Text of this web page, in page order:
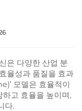
은 다양한 산업 분
율성과 품질을 효과
모델은 효율적이
고 효율을 높이며,
다.